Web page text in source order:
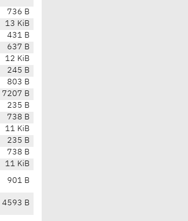
736 B
13 KiB
431 B
637 B
12 KiB
245 B
803 B
7207 B
235 B
738 B
11 KiB
235 B
738 B
11 KiB
901 B
4593 B